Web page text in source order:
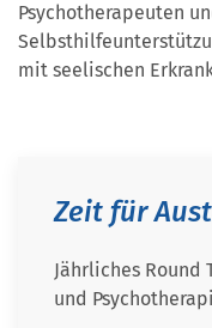
Psychotherapeuten
mit seelischen
Zeit für
Jährliches Round
und